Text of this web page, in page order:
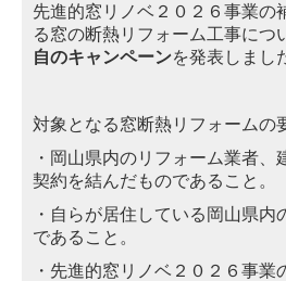
お客様の声（補助金利用）
Ｑ＆Ａ （ご利用案内）
お問合せ
先進的窓リノベ２０２６事業の
る窓の断熱リフォーム工事につ
自のキャンペーンを発表しまし
対象となる窓断熱リフォームの
・岡山県内のリフォーム業者、
契約を結んだものであること。
・自らが居住している岡山県
であること。
・先進的窓リノベ２０２６事業